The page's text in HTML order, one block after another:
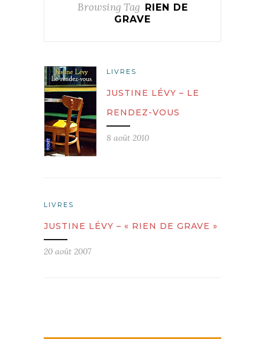
Browsing Tag RIEN DE
GRAVE
LIVRES
JUSTINE LÉVY – LE
RENDEZ-VOUS
8 août 2010
LIVRES
JUSTINE LÉVY – « RIEN DE GRAVE »
20 août 2007